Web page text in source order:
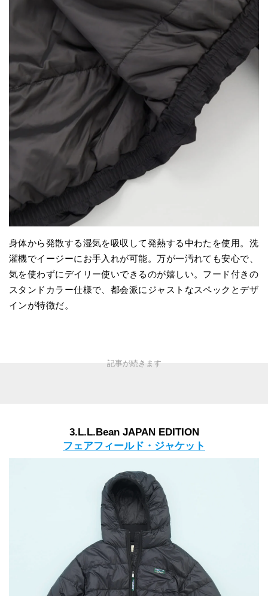
身体から発散する湿気を吸収して発熱する中わたを使用。洗
濯機でイージーにお手入れが可能。万が一汚れても安心で、
気を使わずにデイリー使いできるのが嬉しい。フード付きの
スタンドカラー仕様で、都会派にジャストなスペックとデザ
インが特徴だ。
3.L.L.Bean JAPAN EDITION
フェアフィールド・ジャケット